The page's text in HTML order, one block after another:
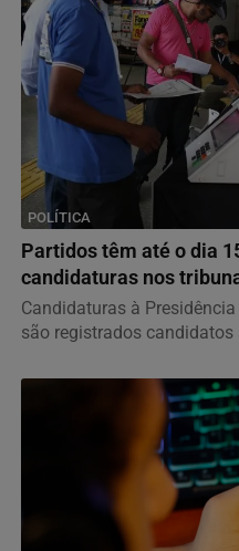
POLÍTICA
Partidos têm até o dia
candidaturas nos
Candidaturas à
são registrados candidatos